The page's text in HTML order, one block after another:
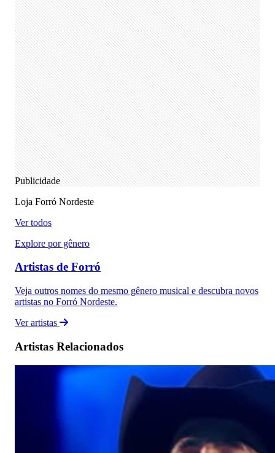
Publicidade
Loja Forró Nordeste
Ver todos
Explore por gênero
Artistas de Forró
Veja outros nomes do mesmo gênero musical e descubra novos
artistas no Forró Nordeste.
Ver artistas
Artistas Relacionados